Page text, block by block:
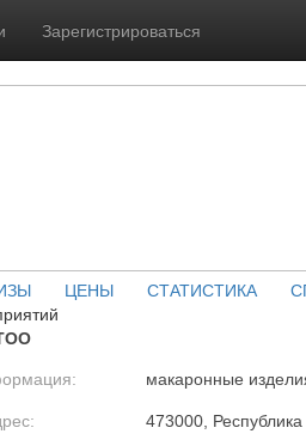
Зарегистрироваться
ЦЕНЫ СТАТИСТИКА
макаронные
473000,